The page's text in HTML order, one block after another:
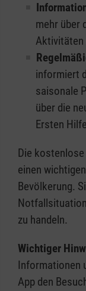
mehr über
Aktivitäten
informiert
saisonale
über die
Ersten
Die
einen
Bevölkerung.
zu handeln.
Wichtiger
Informationen
App den